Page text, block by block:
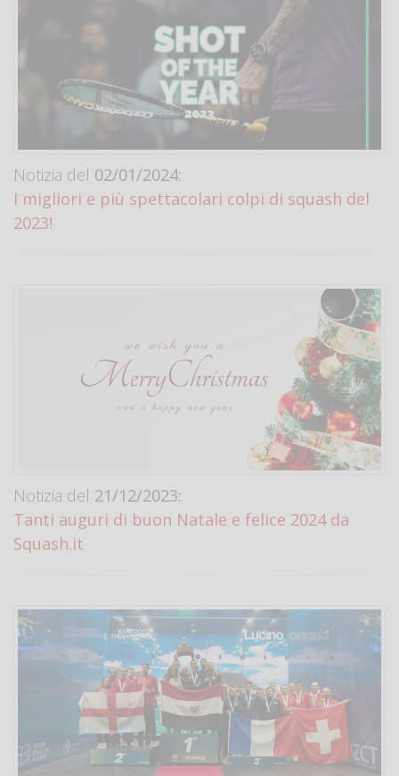
Notizia del 02/01/2024:
I migliori e più spettacolari colpi di squash del
2023!
Notizia del 21/12/2023:
Tanti auguri di buon Natale e felice 2024 da
Squash.it